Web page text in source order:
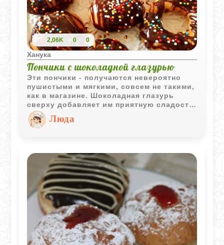
2,06K 0 0
Ханука
Пончики с шоколадной глазурью
Эти пончики - получаются невероятно
пушистыми и мягкими, совсем не такими,
как в магазине. Шоколадная глазурь
сверху добавляет им приятную сладость,
которая отлично сочетается с нежным
тестом. Да, приготовление требует
близких свежей выпечкой к чаю.
Люда